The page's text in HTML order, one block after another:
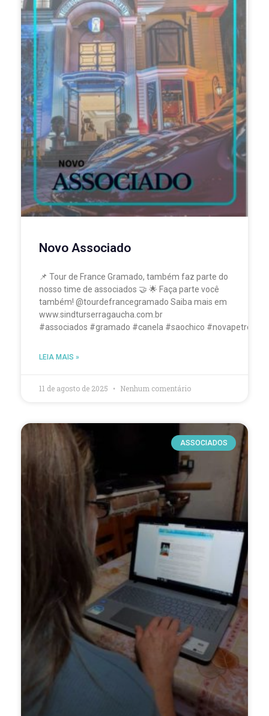
Novo Associado
📌 Tour de France Gramado, também faz parte do
nosso time de associados 🤝 🌟 Faça parte você
também! @tourdefrancegramado Saiba mais em
www.sindturserragaucha.com.br
#associados #gramado #canela #saochico
LEIA MAIS »
11 de agosto de 2025 Nenhum comentário
ASSOCIADOS